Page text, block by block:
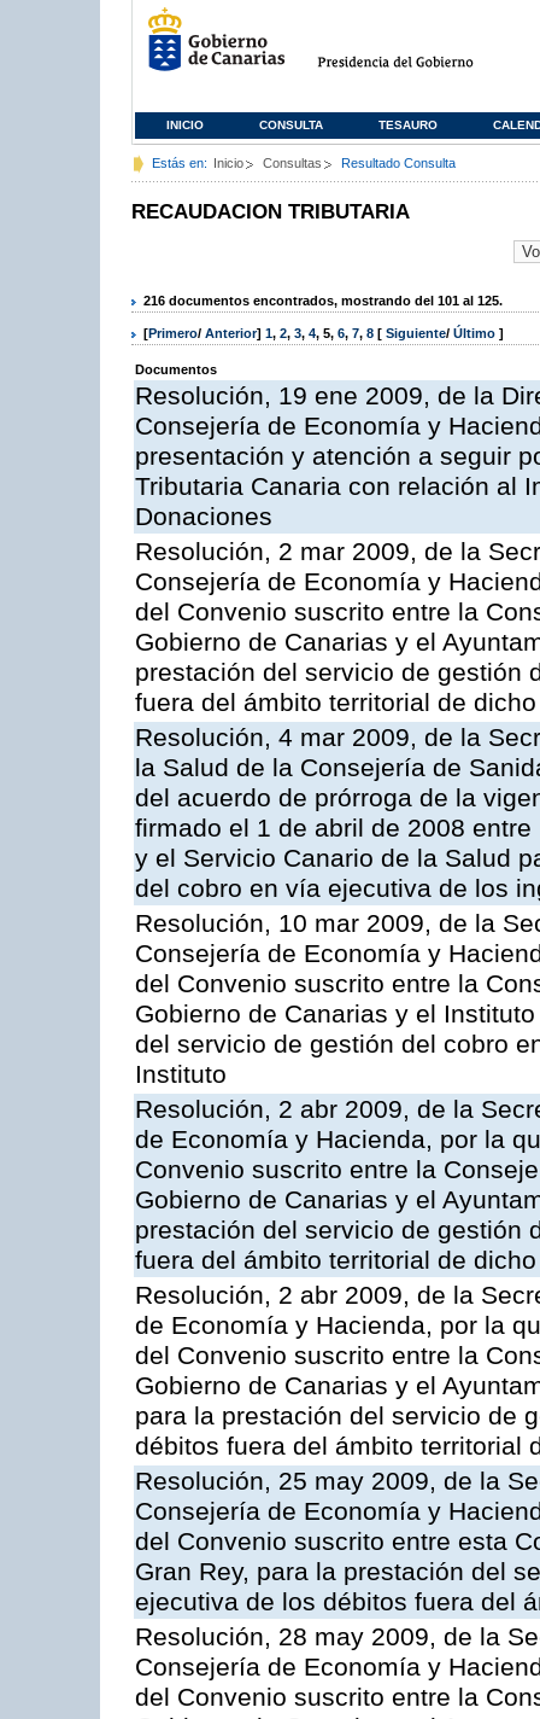
INICIO CONSULTA TESAURO
Estás en: Inicio Consultas Resultado Consulta
RECAUDACION TRIBUTARIA
216 documentos encontrados, mostrando del 101 al 125.
[Primero/ Anterior] 1, 2, 3, 4, 5, 6, 7, 8 [ Siguiente/ Último ]
Documentos
Resolución, 19 ene 2009, de la
Consejería de Economía y
presentación y atención a seguir
Tributaria Canaria con relación al
Donaciones
Resolución, 2 mar 2009, de la
Consejería de Economía y
del Convenio suscrito entre la
Gobierno de Canarias y el
prestación del servicio de gestión
fuera del ámbito territorial de
Resolución, 4 mar 2009, de la
la Salud de la Consejería de
del acuerdo de prórroga de la
firmado el 1 de abril de 2008
y el Servicio Canario de la Salud
del cobro en vía ejecutiva de los
Resolución, 10 mar 2009, de la
Consejería de Economía y
del Convenio suscrito entre la
Gobierno de Canarias y el
del servicio de gestión del cobro
Instituto
Resolución, 2 abr 2009, de la
de Economía y Hacienda, por la
Convenio suscrito entre la
Gobierno de Canarias y el
prestación del servicio de gestión
fuera del ámbito territorial de
Resolución, 2 abr 2009, de la
de Economía y Hacienda, por la
del Convenio suscrito entre la
Gobierno de Canarias y el
para la prestación del servicio de
débitos fuera del ámbito territorial
Resolución, 25 may 2009, de la
Consejería de Economía y
del Convenio suscrito entre esta
Gran Rey, para la prestación del
ejecutiva de los débitos fuera del
Resolución, 28 may 2009, de la
Consejería de Economía y
del Convenio suscrito entre la